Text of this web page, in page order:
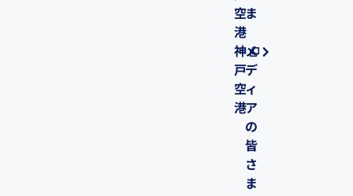
空
港
神
戸
空
港
ま
メ
デ
ィ
ア
の
皆
さ
ま